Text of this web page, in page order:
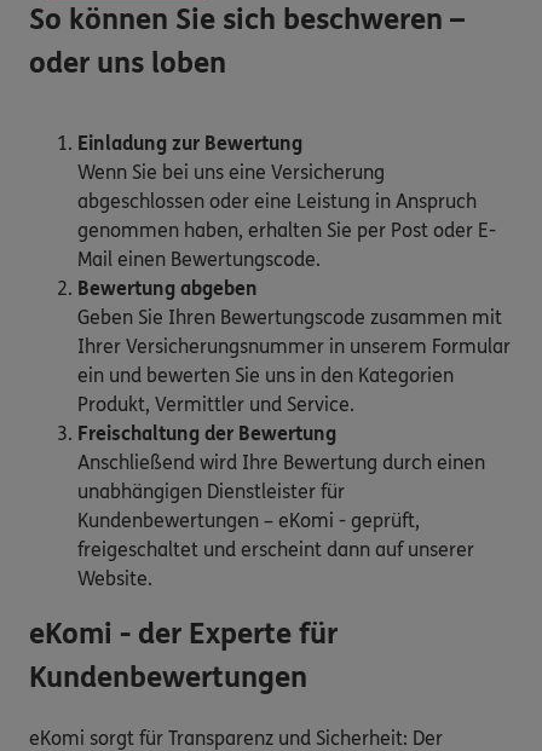
So können Sie sich beschweren –
oder uns loben
Einladung zur Bewertung
Wenn Sie bei uns eine Versicherung
abgeschlossen oder eine Leistung in Anspruch
genommen haben, erhalten Sie per Post oder E-
Mail einen Bewertungscode.
Bewertung abgeben
Geben Sie Ihren Bewertungscode zusammen mit
Ihrer Versicherungsnummer in unserem Formular
ein und bewerten Sie uns in den Kategorien
Produkt, Vermittler und Service.
Freischaltung der Bewertung
Anschließend wird Ihre Bewertung durch einen
unabhängigen Dienstleister für
Kundenbewertungen – eKomi - geprüft,
freigeschaltet und erscheint dann auf unserer
Website.
eKomi - der Experte für
Kundenbewertungen
eKomi sorgt für Transparenz und Sicherheit: Der